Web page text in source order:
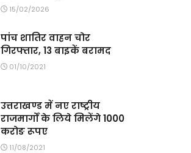
15/02/2026
पांच शातिर वाहन चोर
गिरफ्तार, 13 बाइकें बरामद
01/10/2021
उत्तराखण्ड में नए राष्ट्रीय
राजमार्गों के लिये मिलेंगे 1000
करोङ रूपए
11/08/2021